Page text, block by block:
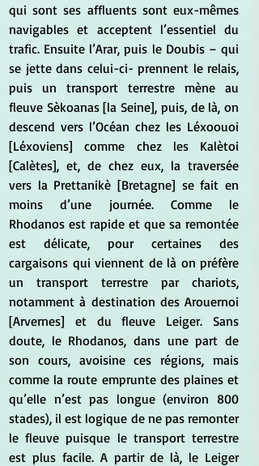
qui sont ses affluents sont eux-mêmes
navigables et acceptent l’essentiel du
trafic. Ensuite l’Arar, puis le Doubis – qui
se jette dans celui-ci- prennent le relais,
puis un transport terrestre mène au
fleuve Sèkoanas [la Seine], puis, de là, on
descend vers l’Océan chez les Léxoouoi
[Léxoviens] comme chez les Kalètoi
[Calètes], et, de chez eux, la traversée
vers la Prettanikè [Bretagne] se fait en
moins d’une journée. Comme le
Rhodanos est rapide et que sa remontée
est délicate, pour certaines des
cargaisons qui viennent de là on préfère
un transport terrestre par chariots,
notamment à destination des Arouernoi
[Arvernes] et du fleuve Leiger. Sans
doute, le Rhodanos, dans une part de
son cours, avoisine ces régions, mais
comme la route emprunte des plaines et
qu’elle n’est pas longue (environ 800
stades), il est logique de ne pas remonter
le fleuve puisque le transport terrestre
est plus facile. A partir de là, le Leiger